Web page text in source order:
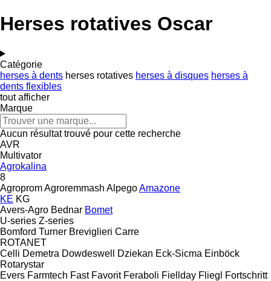
Herses rotatives Oscar
Catégorie
herses à dents herses rotatives herses à disques herses à
dents flexibles
tout afficher
Marque
Aucun résultat trouvé pour cette recherche
AVR
Multivator
Agrokalina
8
AgropromAgroremmash AlpegoAmazone
KE KG
Avers-Agro Bednar Bomet
U-series Z-series
Bomford Turner Breviglieri Carre
ROTANET
Celli Demetra Dowdeswell Dziekan Eck-Sicma Einböck
Rotarystar
Evers Farmtech Fast Favorit Feraboli Fiellday Fliegl
Fortschritt